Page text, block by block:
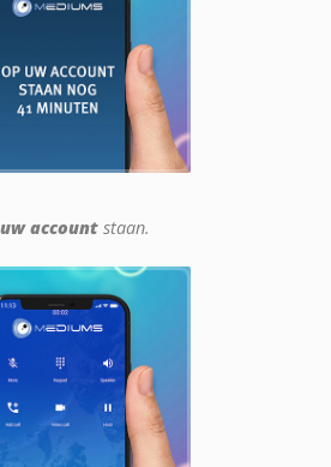
account staan.